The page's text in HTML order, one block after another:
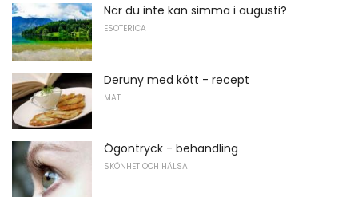
När du inte kan simma i augusti?
ESOTERICA
Deruny med kött - recept
MAT
Ögontryck - behandling
SKÖNHET OCH HÄLSA